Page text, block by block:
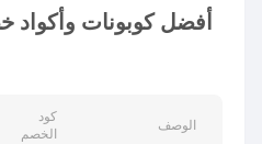
أفضل كوبونات
كود
الخصم
الوصف